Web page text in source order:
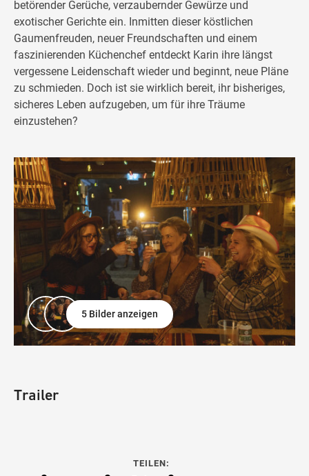
betörender Gerüche, verzaubernder Gewürze und
exotischer Gerichte ein. Inmitten dieser köstlichen
Gaumenfreuden, neuer Freundschaften und einem
faszinierenden Küchenchef entdeckt Karin ihre längst
vergessene Leidenschaft wieder und beginnt, neue Pläne
zu schmieden. Doch ist sie wirklich bereit, ihr bisheriges,
sicheres Leben aufzugeben, um für ihre Träume
einzustehen?
5 Bilder anzeigen
Trailer
TEILEN: